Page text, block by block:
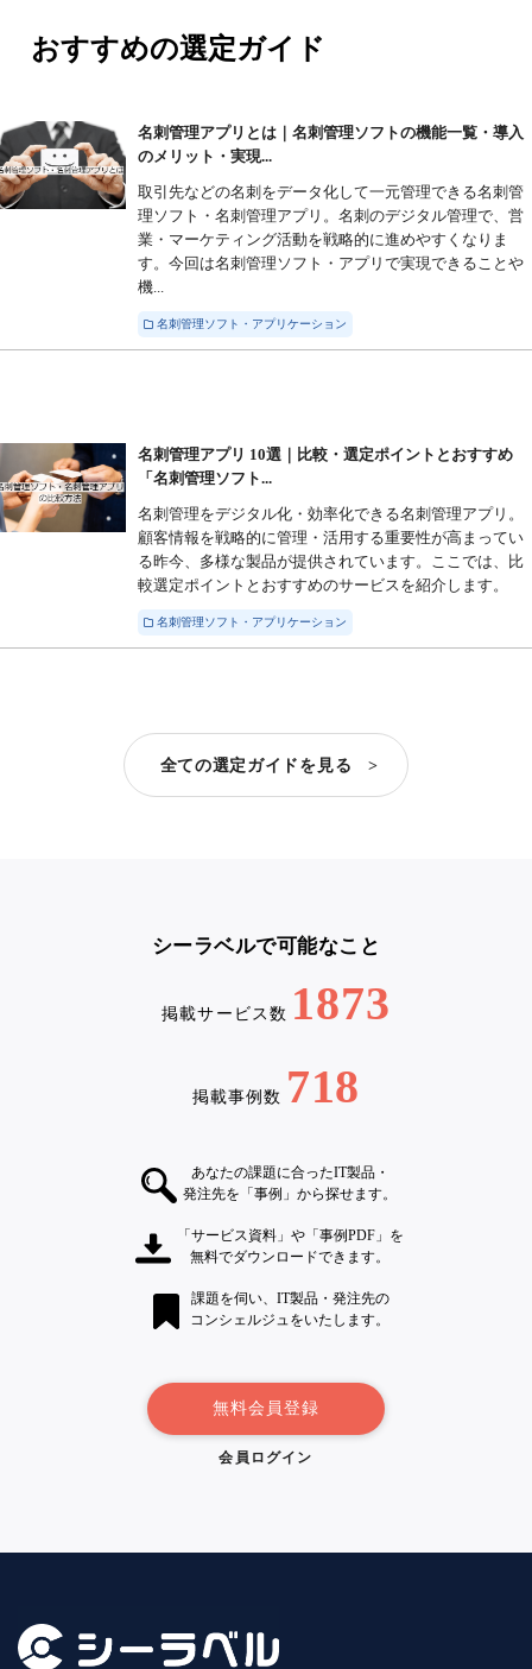
おすすめの選定ガイド
名刺管理アプリとは｜名刺管理ソフトの機能一覧・導入
のメリット・実現...
取引先などの名刺をデータ化して一元管理できる名刺管
理ソフト・名刺管理アプリ。名刺のデジタル管理で、営
業・マーケティング活動を戦略的に進めやすくなりま
す。今回は名刺管理ソフト・アプリで実現できることや
機...
名刺管理ソフト・アプリケーション
名刺管理アプリ 10選｜比較・選定ポイントとおすすめ
「名刺管理ソフト...
名刺管理をデジタル化・効率化できる名刺管理アプリ。
顧客情報を戦略的に管理・活用する重要性が高まってい
る昨今、多様な製品が提供されています。ここでは、比
較選定ポイントとおすすめのサービスを紹介します。
名刺管理ソフト・アプリケーション
全ての選定ガイドを見る >
シーラベルで可能なこと
掲載サービス数 1873
掲載事例数 718
あなたの課題に合ったIT製品・
発注先を「事例」から探せます。
「サービス資料」や「事例PDF」を
無料でダウンロードできます。
課題を伺い、IT製品・発注先の
コンシェルジュをいたします。
無料会員登録
会員ログイン